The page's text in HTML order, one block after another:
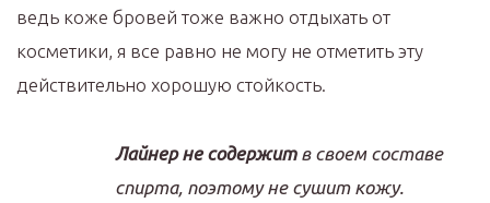
ведь коже бровей тоже важно отдыхать от
косметики, я все равно не могу не отметить эту
действительно хорошую стойкость.
Лайнер не содержитв своем составе
спирта, поэтому не сушит кожу.